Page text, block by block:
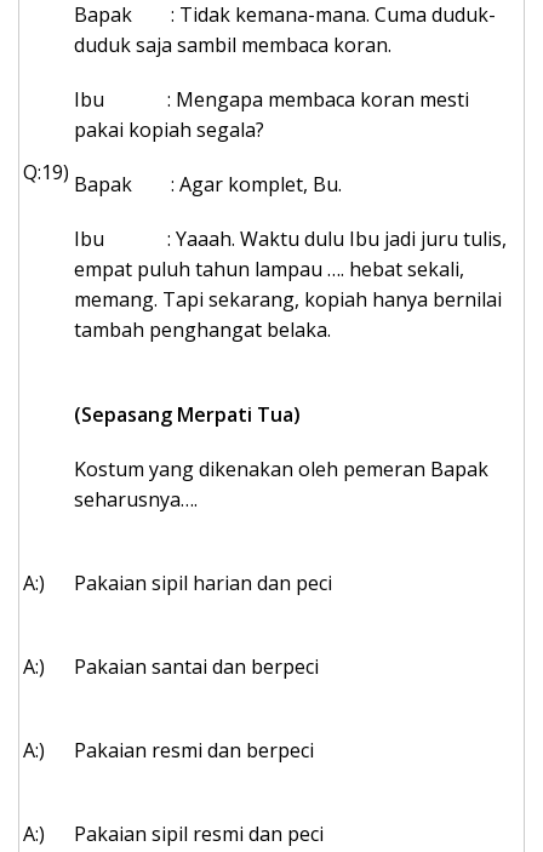
Q:19)
Bapak : Tidak kemana-mana. Cuma duduk-
duduk saja sambil membaca koran.
Ibu : Mengapa membaca koran mesti
pakai kopiah segala?
Bapak : Agar komplet, Bu.
Ibu : Yaaah. Waktu dulu Ibu jadi juru tulis,
empat puluh tahun lampau …. hebat sekali,
memang. Tapi sekarang, kopiah hanya bernilai
tambah penghangat belaka.
(Sepasang Merpati Tua)
Kostum yang dikenakan oleh pemeran Bapak
seharusnya….
A:) Pakaian sipil harian dan peci
A:) Pakaian santai dan berpeci
A:) Pakaian resmi dan berpeci
A:) Pakaian sipil resmi dan peci